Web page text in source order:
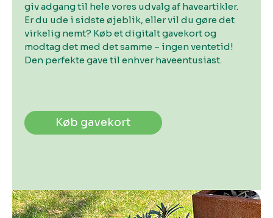
giv adgang til hele vores udvalg af haveartikler.
Er du ude i sidste øjeblik, eller vil du gøre det
virkelig nemt? Køb et digitalt gavekort og
modtag det med det samme – ingen ventetid!
Den perfekte gave til enhver haveentusiast.
Køb gavekort